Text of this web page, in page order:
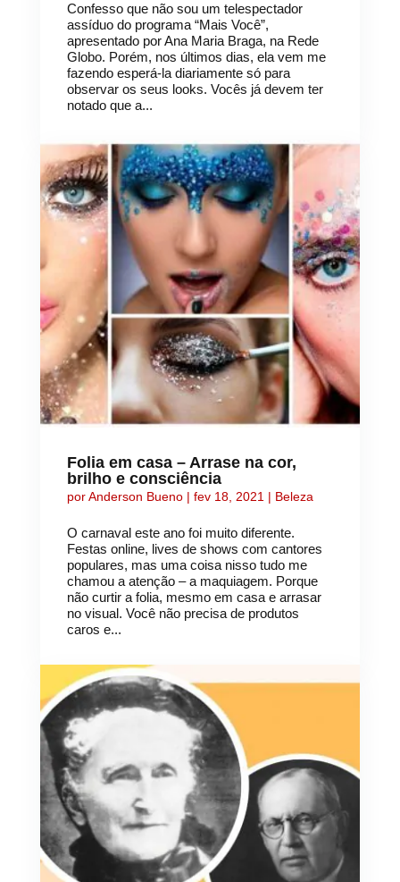
Confesso que não sou um telespectador
assíduo do programa “Mais Você”,
apresentado por Ana Maria Braga, na Rede
Globo. Porém, nos últimos dias, ela vem me
fazendo esperá-la diariamente só para
observar os seus looks. Vocês já devem ter
notado que a...
Folia em casa – Arrase na cor,
brilho e consciência
porAnderson Bueno| fev 18, 2021 | Beleza
O carnaval este ano foi muito diferente.
Festas online, lives de shows com cantores
populares, mas uma coisa nisso tudo me
chamou a atenção – a maquiagem. Porque
não curtir a folia, mesmo em casa e arrasar
no visual. Você não precisa de produtos
caros e...